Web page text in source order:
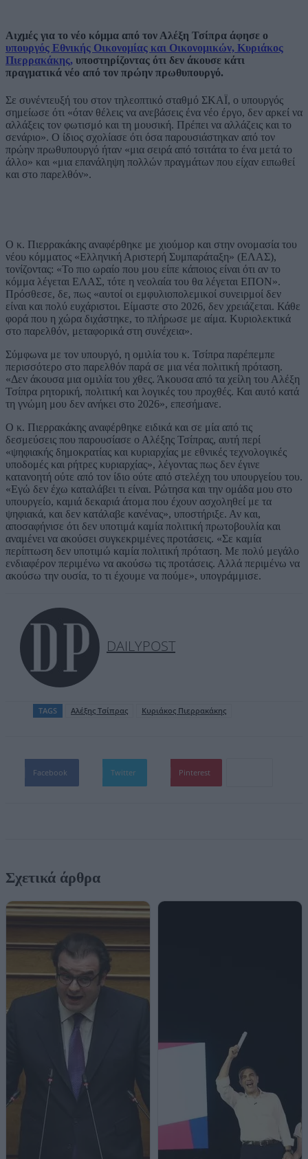
Αιχμές για το νέο κόμμα από τον Αλέξη Τσίπρα άφησε ο
υπουργός Εθνικής Οικονομίας και Οικονομικών, Κυριάκος
Πιερρακάκης, υποστηρίζοντας ότι δεν άκουσε κάτι
πραγματικά νέο από τον πρώην πρωθυπουργό.
Σε συνέντευξή του στον τηλεοπτικό σταθμό ΣΚΑΪ, ο υπουργός
σημείωσε ότι «όταν θέλεις να ανεβάσεις ένα νέο έργο, δεν αρκεί να
αλλάξεις τον φωτισμό και τη μουσική. Πρέπει να αλλάζεις και το
σενάριο». Ο ίδιος σχολίασε ότι όσα παρουσιάστηκαν από τον
πρώην πρωθυπουργό ήταν «μια σειρά από τσιτάτα το ένα μετά το
άλλο» και «μια επανάληψη πολλών πραγμάτων που είχαν ειπωθεί
και στο παρελθόν».
Ο κ. Πιερρακάκης αναφέρθηκε με χιούμορ και στην ονομασία του
νέου κόμματος «Ελληνική Αριστερή Συμπαράταξη» (ΕΛΑΣ),
τονίζοντας: «Το πιο ωραίο που μου είπε κάποιος είναι ότι αν το
κόμμα λέγεται ΕΛΑΣ, τότε η νεολαία του θα λέγεται ΕΠΟΝ».
Πρόσθεσε, δε, πως «αυτοί οι εμφυλιοπολεμικοί συνειρμοί δεν
είναι και πολύ ευχάριστοι. Είμαστε στο 2026, δεν χρειάζεται. Κάθε
φορά που η χώρα διχάστηκε, το πλήρωσε με αίμα. Κυριολεκτικά
στο παρελθόν, μεταφορικά στη συνέχεια».
Σύμφωνα με τον υπουργό, η ομιλία του κ. Τσίπρα παρέπεμπε
περισσότερο στο παρελθόν παρά σε μια νέα πολιτική πρόταση.
«Δεν άκουσα μια ομιλία του χθες. Άκουσα από τα χείλη του Αλέξη
Τσίπρα ρητορική, πολιτική και λογικές του προχθές. Και αυτό κατά
τη γνώμη μου δεν ανήκει στο 2026», επεσήμανε.
Ο κ. Πιερρακάκης αναφέρθηκε ειδικά και σε μία από τις
δεσμεύσεις που παρουσίασε ο Αλέξης Τσίπρας, αυτή περί
«ψηφιακής δημοκρατίας και κυριαρχίας με εθνικές τεχνολογικές
υποδομές και ρήτρες κυριαρχίας», λέγοντας πως δεν έγινε
κατανοητή ούτε από τον ίδιο ούτε από στελέχη του υπουργείου του.
«Εγώ δεν έχω καταλάβει τι είναι. Ρώτησα και την ομάδα μου στο
υπουργείο, καμιά δεκαριά άτομα που έχουν ασχοληθεί με τα
ψηφιακά, και δεν κατάλαβε κανένας», υποστήριξε. Αν και,
αποσαφήνισε ότι δεν υποτιμά καμία πολιτική πρωτοβουλία και
αναμένει να ακούσει συγκεκριμένες προτάσεις. «Σε καμία
περίπτωση δεν υποτιμώ καμία πολιτική πρόταση. Με πολύ μεγάλο
ενδιαφέρον περιμένω να ακούσω τις προτάσεις. Αλλά περιμένω να
ακούσω την ουσία, το τι έχουμε να πούμε», υπογράμμισε.
DAILYPOST
TAGS Aλέξης Τσίπρας Κυριάκος Πιερρακάκης
Facebook Twitter Pinterest
Σχετικά άρθρα